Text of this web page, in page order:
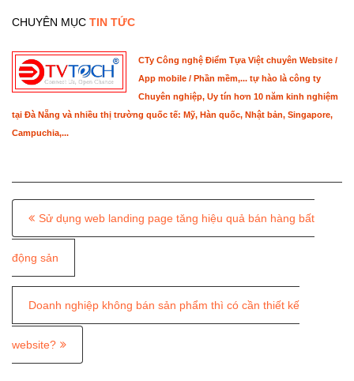
CHUYÊN MỤC TIN TỨC
CTy Công nghệ Điểm Tựa Việt chuyên Website /
App mobile / Phần mềm,... tự hào là công ty
Chuyên nghiệp, Uy tín hơn 10 năm kinh nghiệm
tại Đà Nẵng và nhiều thị trường quốc tế: Mỹ, Hàn quốc, Nhật bản, Singapore,
Campuchia,...
P
o
s
t
a
v
Sử dụng web landing page tăng hiệu quả bán hàng bất
động sản
Doanh nghiệp không bán sản phẩm thì có cần thiết kế
website?